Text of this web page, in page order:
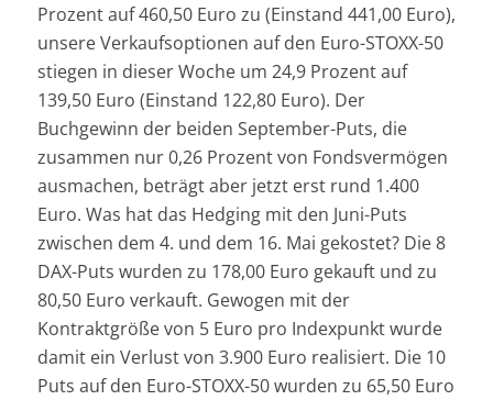
Prozent auf 460,50 Euro zu (Einstand 441,00 Euro),
unsere Verkaufsoptionen auf den Euro-STOXX-50
stiegen in dieser Woche um 24,9 Prozent auf
139,50 Euro (Einstand 122,80 Euro). Der
Buchgewinn der beiden September-Puts, die
zusammen nur 0,26 Prozent von Fondsvermögen
ausmachen, beträgt aber jetzt erst rund 1.400
Euro. Was hat das Hedging mit den Juni-Puts
zwischen dem 4. und dem 16. Mai gekostet? Die 8
DAX-Puts wurden zu 178,00 Euro gekauft und zu
80,50 Euro verkauft. Gewogen mit der
Kontraktgröße von 5 Euro pro Indexpunkt wurde
damit ein Verlust von 3.900 Euro realisiert. Die 10
Puts auf den Euro-STOXX-50 wurden zu 65,50 Euro